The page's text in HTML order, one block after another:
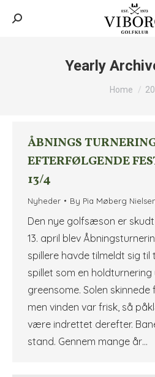
Search:
Yearly
You are
Home
ÅBNINGS
EFTERFØLGENDE
13/4
Nyheder By Pia Møberg
Den nye golfsæson er
13. april blev
spillere havde tilmeldt sig til
spillet som en
greensome. Solen
men vinden var frisk, så
være indrettet derefter.
stand. Gennem mange år…